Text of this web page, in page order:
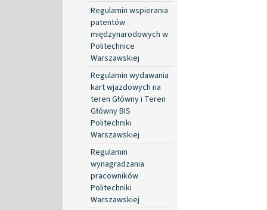
Regulamin wspierania
patentów
międzynarodowych w
Politechnice
Warszawskiej
Regulamin wydawania
kart wjazdowych na
teren Główny i Teren
Główny BIS
Politechniki
Warszawskiej
Regulamin
wynagradzania
pracowników
Politechniki
Warszawskiej